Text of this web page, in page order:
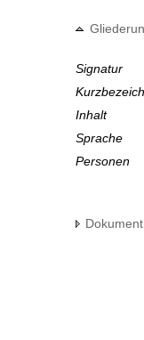
Signatur
Inhalt
Sprache
Personen